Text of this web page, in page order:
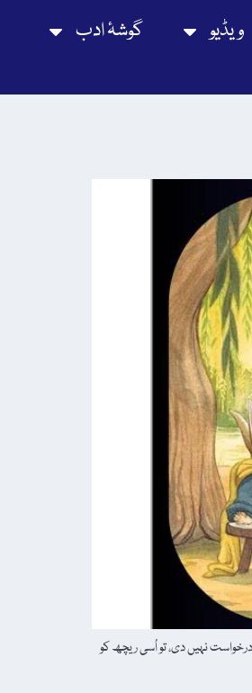
ویڈیو گوشۂ ادب
نہیں دی، تو اُسی ریچھ کو